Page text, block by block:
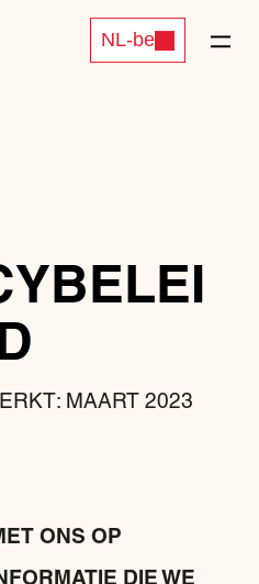
NL-be
MAART 2023
ONS OP
DIE WE